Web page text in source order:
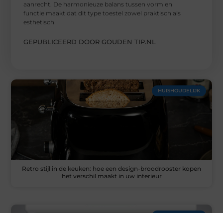
aanrecht. De harmonieuze balans tussen vorm en
functie maakt dat dit type toestel zowel praktisch als
esthetisch
GEPUBLICEERD DOOR GOUDEN TIP.NL
HUISHOUDELIJK
Retro stijl in de keuken: hoe een design-broodrooster kopen
het verschil maakt in uw interieur